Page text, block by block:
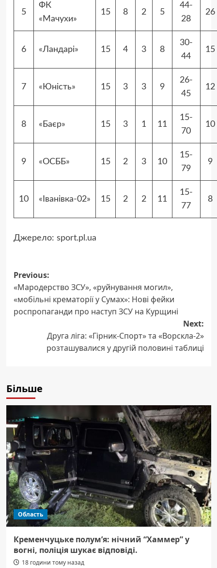
5
ФК
«Мачухи»
15 8 2 5
44-
28
26
6 «Ландарі» 15 4 3 8
30-
44
15
7 «Юність» 15 3 3 9
26-
45
12
8 «Баєр» 15 3 1 11
15-
70
10
9 «ОСББ» 15 2 3 10
15-
79
9
10 «Іванівка-02» 15 2 2 11
15-
77
8
Джерело: sport.pl.ua
Post
navigation
Previous:
«Мародерство ЗСУ», «руйнування могил»,
«мобільні крематорії у Сумах»: Нові фейки
роспропаганди про наступ ЗСУ на Курщині
Next:
Друга ліга: «Гірник-Спорт» та «Ворскла-2»
розташувалися у другій половині таблиці
Більше
Область
Кременчуцьке полум’я: нічний “Хаммер” у
вогні, поліція шукає відповіді.
18 години тому назад